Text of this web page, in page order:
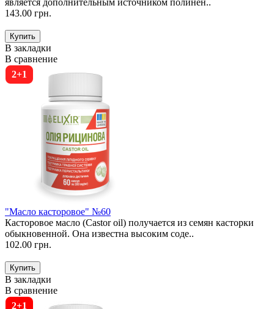
является дополнительным источником полинен..
143.00 грн.
В закладки
В сравнение
2+1
"Масло касторовое" №60
Касторовое масло (Castor oil) получается из семян касторки
обыкновенной. Она известна высоким соде..
102.00 грн.
В закладки
В сравнение
2+1